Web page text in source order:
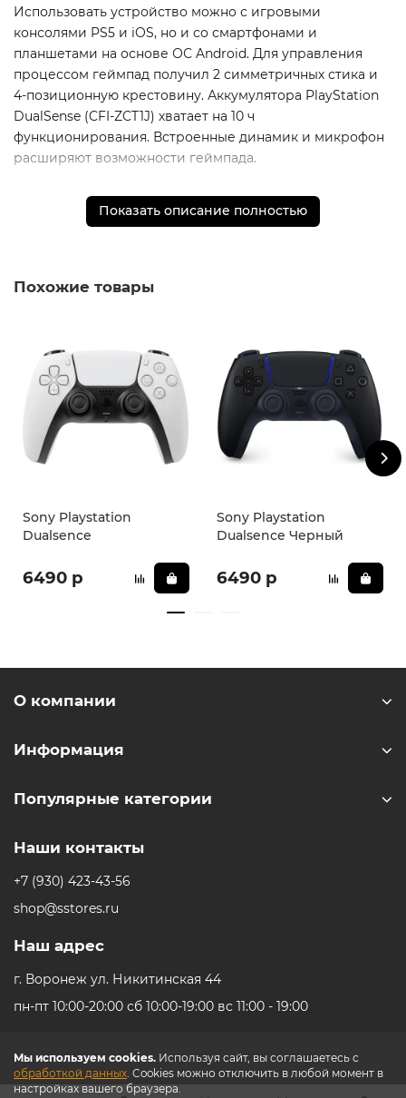
Использовать устройство можно с игровыми
консолями PS5 и iOS, но и со смартфонами и
планшетами на основе ОС Android. Для управления
процессом геймпад получил 2 симметричных стика и
4-позиционную крестовину. Аккумулятора PlayStation
DualSense (CFI-ZCT1J) хватает на 10 ч
функционирования. Встроенные динамик и микрофон
расширяют возможности геймпада.
* - Актуальную стоимость и наличие товара, а также
порядок доставки и оплаты необходимо уточнять у
Показать описание полностью
Похожие товары
Sony Playstation
Dualsence
6490 р
Sony Playstation
Dualsence Черный
6490 р
Мы используем cookies. Используя сайт, вы соглашаетесь с
обработкой данных. Cookies можно отключить в любой момент в
настройках вашего браузера.
О компании
Информация
Популярные категории
Наши контакты
+7 (930) 423-43-56
shop@sstores.ru
Наш адрес
г. Воронеж ул. Никитинская 44
пн-пт 10:00-20:00 сб 10:00-19:00 вс 11:00 - 19:00